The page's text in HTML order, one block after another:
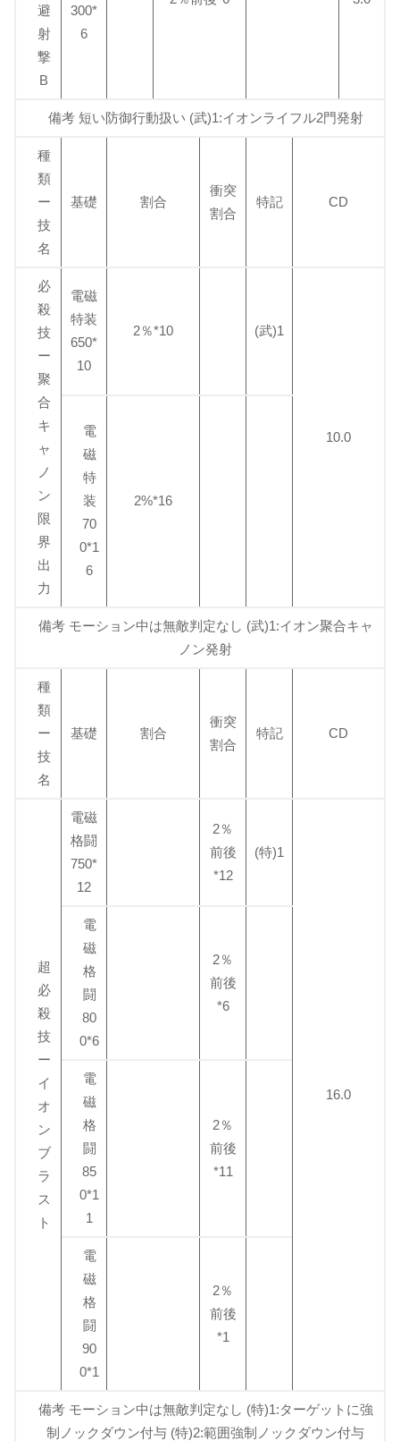
避
射
撃
B
300*
6
備考 短い防御行動扱い (武)1:イオンライフル2門発射
種
類
ー
技
名
基礎 割合
衝突
割合
特記 CD
必
殺
技
ー
聚
合
キ
ャ
ノ
ン
限
界
出
力
電磁
特装
650*
10
2％*10 (武)1
10.0
電
磁
特
装
70
0*1
6
2%*16
備考 モーション中は無敵判定なし (武)1:イオン聚合キャ
ノン発射
種
類
ー
技
名
基礎 割合
衝突
割合
特記 CD
超
必
殺
技
ー
イ
オ
ン
ブ
ラ
ス
ト
電磁
格闘
750*
12
2％
前後
*12
(特)1
16.0
電
磁
格
闘
80
0*6
2％
前後
*6
電
磁
格
闘
85
0*1
1
2％
前後
*11
電
磁
格
闘
90
0*1
2％
前後
*1
備考 モーション中は無敵判定なし (特)1:ターゲットに強
制ノックダウン付与 (特)2:範囲強制ノックダウン付与